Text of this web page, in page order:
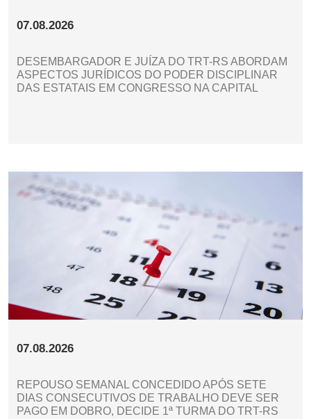
07.08.2026
DESEMBARGADOR E JUÍZA DO TRT-RS ABORDAM
ASPECTOS JURÍDICOS DO PODER DISCIPLINAR
DAS ESTATAIS EM CONGRESSO NA CAPITAL
07.08.2026
REPOUSO SEMANAL CONCEDIDO APÓS SETE
DIAS CONSECUTIVOS DE TRABALHO DEVE SER
PAGO EM DOBRO, DECIDE 1ª TURMA DO TRT-RS